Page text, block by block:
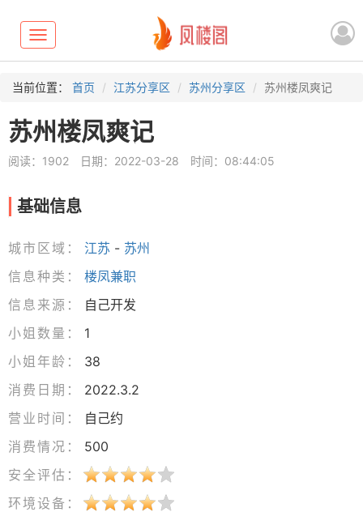
Toggle
navigation
当前位置： 首页 江苏分享区 苏州分享区 苏州楼凤爽记
苏州楼凤爽记
阅读：1902 日期：2022-03-28 时间：08:44:05
基础信息
城市区域： 江苏 - 苏州
信息种类：
楼凤兼职
信息来源：
自己开发
小姐数量：
1
小姐年龄：
38
消费日期：
2022.3.2
营业时间：
自己约
消费情况：
500
安全评估：
环境设备：